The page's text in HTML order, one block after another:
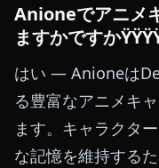
Anioneでアニメ
ますかですか
はい — Anioneは
る豊富なアニメキ
ます。キャラクタ
な記憶を維持する